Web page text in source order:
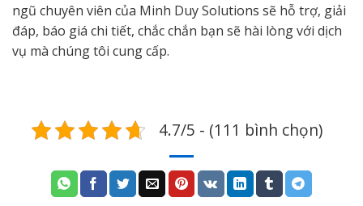
ngũ chuyên viên của Minh Duy Solutions sẽ hỗ trợ, giải
đáp, báo giá chi tiết, chắc chắn bạn sẽ hài lòng với dịch
vụ mà chúng tôi cung cấp.
4.7/5 - (111 bình chọn)